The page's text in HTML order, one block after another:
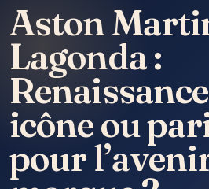
Aston
Lagonda :
icône ou
pour